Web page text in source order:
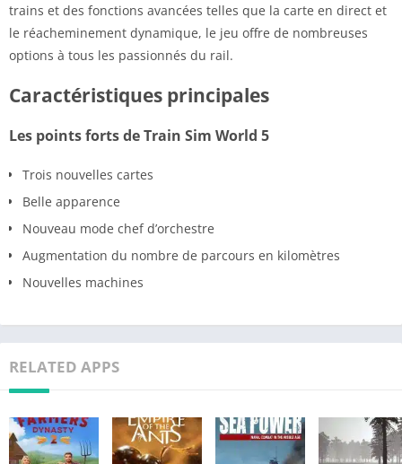
trains et des fonctions avancées telles que la carte en direct et
le réacheminement dynamique, le jeu offre de nombreuses
options à tous les passionnés du rail.
Caractéristiques principales
Les points forts de Train Sim World 5
Trois nouvelles cartes
Belle apparence
Nouveau mode chef d’orchestre
Augmentation du nombre de parcours en kilomètres
Nouvelles machines
RELATED APPS